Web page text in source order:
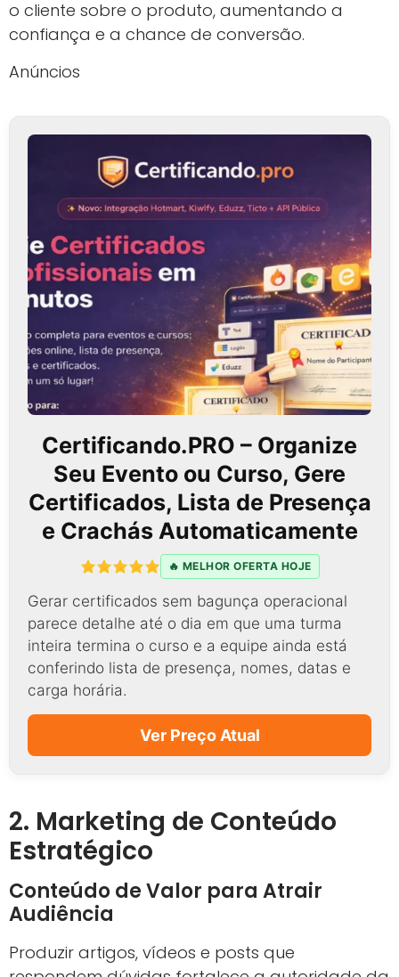
Sequências de e-mail e mensagens
automáticas mantêm o lead engajado até o
momento ideal de compra. Essa estratégia
mantém o contato constante sem esforço
manual.
Com fluxos bem planejados, é possível educar
o cliente sobre o produto, aumentando a
confiança e a chance de conversão.
Anúncios
Certificando.PRO – Organize
Seu Evento ou Curso, Gere
Certificados, Lista de Presença
🔥 MELHOR OFERTA HOJE